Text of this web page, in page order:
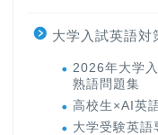
大学入試英語対
2026年大学
熟語問題集
高校生×AI英
大学受験英語